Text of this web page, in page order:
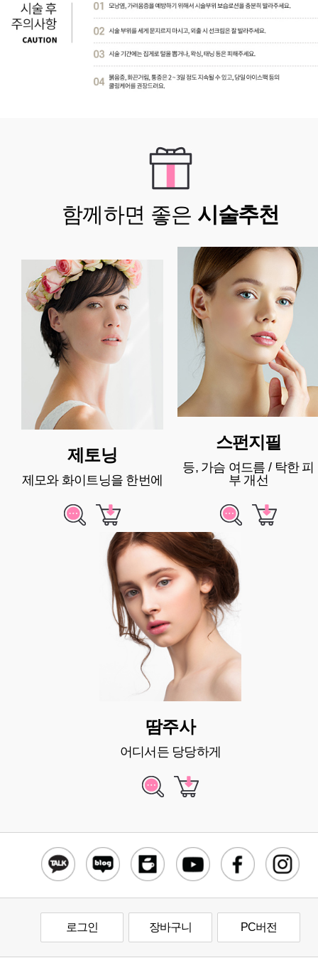
함께하면 좋은 시술추천
제토닝
제모와 화이트닝을 한번에
스펀지필
등, 가슴 여드름 / 탁한 피
부 개선
땀주사
어디서든 당당하게
로그인 장바구니 PC버전